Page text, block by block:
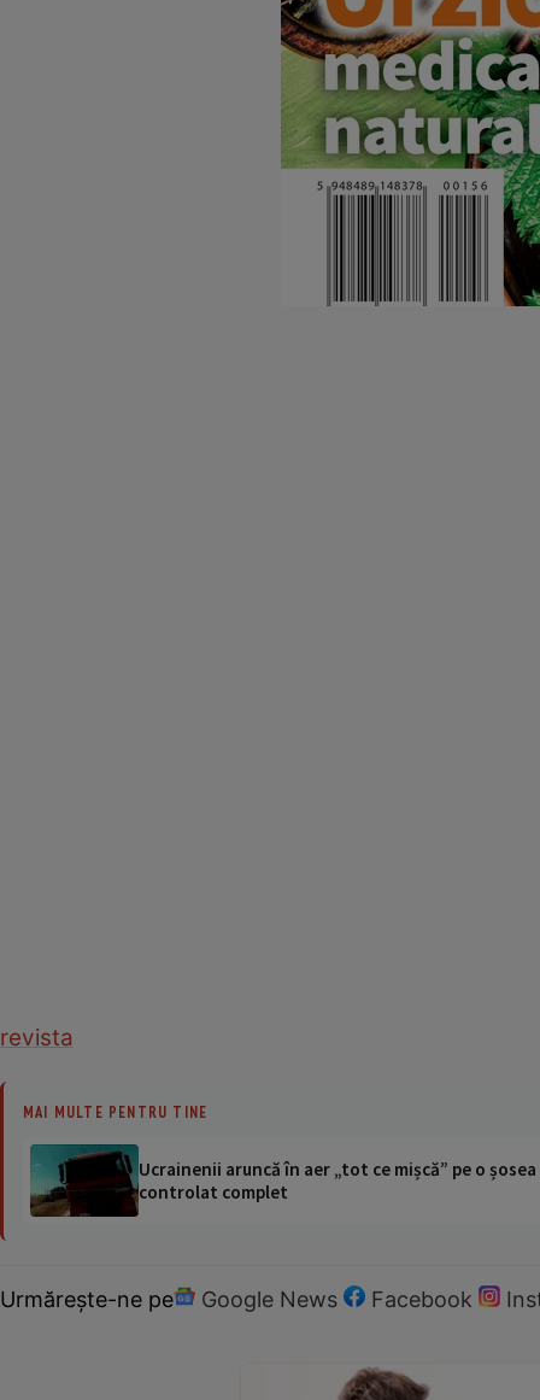
revista
MAI MULTE PENTRU TINE
Ucrainenii aruncă în aer „tot ce mișcă” pe o
controlat complet
Urmărește-ne pe Google News Facebook